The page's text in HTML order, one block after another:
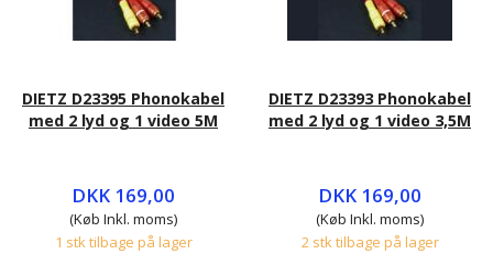
DIETZ D23395 Phonokabel
med 2 lyd og 1 video 5M
DKK 169,00
(Køb Inkl. moms)
1 stk tilbage på lager
DIETZ D23393 Phonokabel
med 2 lyd og 1 video 3,5M
DKK 169,00
(Køb Inkl. moms)
2 stk tilbage på lager